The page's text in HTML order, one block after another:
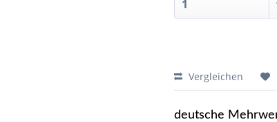
Vergleichen
deutsche